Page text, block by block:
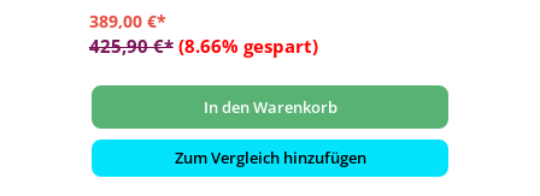
389,00 €*
425,90 €* (8.66% gespart)
In den Warenkorb
Zum Vergleich hinzufügen